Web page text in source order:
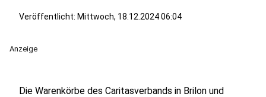
Veröffentlicht: Mittwoch, 18.12.2024 06:04
Anzeige
Die Warenkörbe des Caritasverbands in Brilon und